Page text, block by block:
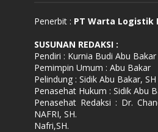
Penerbit : PT Warta Logistik
SUSUNAN REDAKSI :
Pendiri : Kurnia Budi Abu Bakar
Pemimpin Umum : Abu Bakar
Pelindung : Sidik Abu Bakar, SH
Penasehat Hukum : Sidik Abu
Penasehat Redaksi : Dr.
NAFRI, SH.
Nafri,SH.